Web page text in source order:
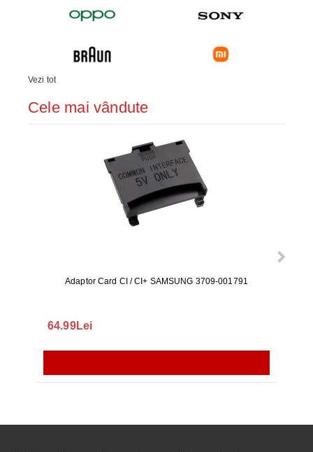
Vezi tot
Cele mai vândute
Adaptor Card CI / CI+ SAMSUNG 3709-001791
64.99Lei